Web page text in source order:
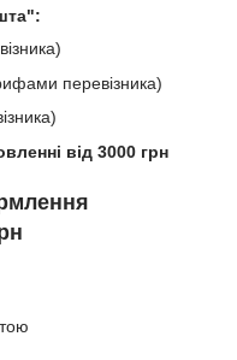
перевізника)
від 3000 грн